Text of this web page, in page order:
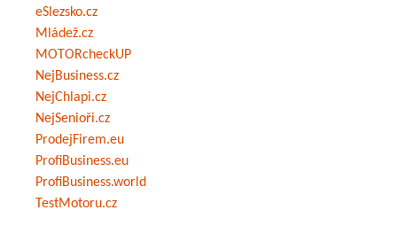
eSlezsko.cz
Mládež.cz
MOTORcheckUP
NejBusiness.cz
NejChlapi.cz
NejSenioři.cz
ProdejFirem.eu
ProfiBusiness.eu
ProfiBusiness.world
TestMotoru.cz